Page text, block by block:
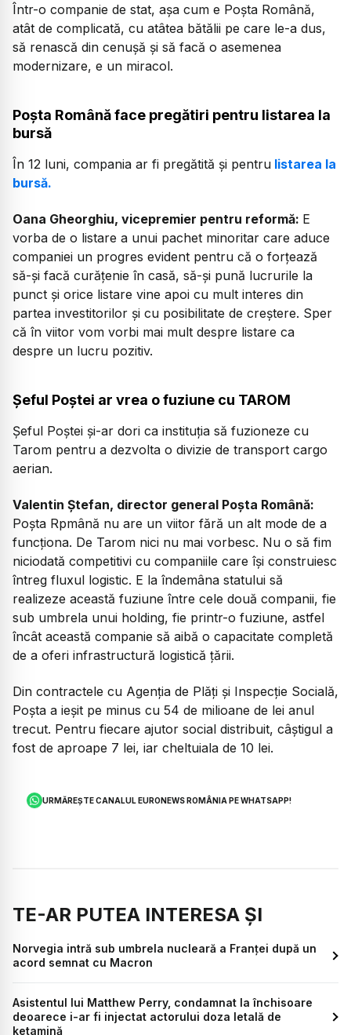
Într-o companie de stat, așa cum e Poșta Română,
atât de complicată, cu atâtea bătălii pe care le-a dus,
să renască din cenușă și să facă o asemenea
modernizare, e un miracol.
Poșta Română face pregătiri pentru listarea la
bursă
În 12 luni, compania ar fi pregătită și pentru listarea la
bursă.
Oana Gheorghiu, vicepremier pentru reformă: E
vorba de o listare a unui pachet minoritar care aduce
companiei un progres evident pentru că o forțează
să-și facă curățenie în casă, să-și pună lucrurile la
punct și orice listare vine apoi cu mult interes din
partea investitorilor și cu posibilitate de creștere. Sper
că în viitor vom vorbi mai mult despre listare ca
despre un lucru pozitiv.
Șeful Poștei ar vrea o fuziune cu TAROM
Șeful Poștei și-ar dori ca instituția să fuzioneze cu
Tarom pentru a dezvolta o divizie de transport cargo
aerian.
Valentin Ștefan, director general Poșta Română:
Poșta Rpmână nu are un viitor fără un alt mode de a
funcționa. De Tarom nici nu mai vorbesc. Nu o să fim
niciodată competitivi cu companiile care își construiesc
întreg fluxul logistic. E la îndemâna statului să
realizeze această fuziune între cele două companii, fie
sub umbrela unui holding, fie printr-o fuziune, astfel
încât această companie să aibă o capacitate completă
de a oferi infrastructură logistică țării.
Din contractele cu Agenția de Plăți și Inspecție Socială,
Poșta a ieșit pe minus cu 54 de milioane de lei anul
trecut. Pentru fiecare ajutor social distribuit, câștigul a
fost de aproape 7 lei, iar cheltuiala de 10 lei.
URMĂREȘTE CANALUL EURONEWS ROMÂNIA PE WHATSAPP!
TE-AR PUTEA INTERESA ȘI
Norvegia intră sub umbrela nucleară a Franței după un
acord semnat cu Macron
Asistentul lui Matthew Perry, condamnat la închisoare
deoarece i-ar fi injectat actorului doza letală de
ketamină